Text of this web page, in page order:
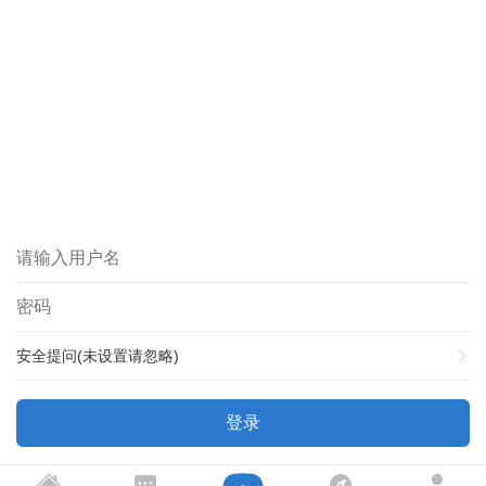
安全提问(未设置请忽略)
登录